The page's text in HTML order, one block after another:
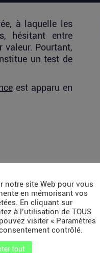
à laquelle les
hésitant entre
valeur. Pourtant,
un test de
est apparu en
notre site Web pour vous
en mémorisant vos
En cliquant sur
à l’utilisation de TOUS
visiter « Paramètres
contrôlé.
tout